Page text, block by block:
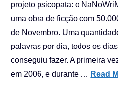
projeto psicopata: o
uma obra de ficção com
de Novembro. Uma
palavras por dia, todos os
conseguiu fazer. A primeira
em 2006, e durante … Read